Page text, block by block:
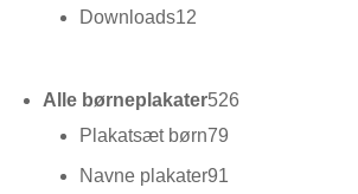
varer
Downloads12
Alle børneplakater526
Plakatsæt børn79
Navne plakater91